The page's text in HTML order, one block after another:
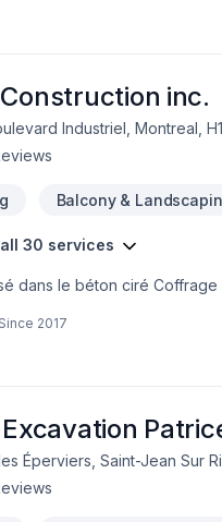
inc.
Industriel, Montreal,
Balcony &
30 services
dans le béton ciré
2017
Éperviers, Saint-Jean Sur